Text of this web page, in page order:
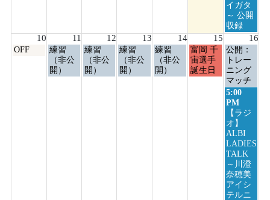
イガタ
～ 公開
収録
10 11 12 13 14 15 16
月
OFF
火
曜
日,
練習
（非公
開）
水
曜
日,
練習
（非公
開）
木
曜
日,
練習
（非公
開）
金
曜
日,
練習
（非公
開）
土
曜
日,
富岡 千
宙選手
誕生日
日
曜
日,
8
月
16th
2026
公開：
トレー
ニング
マッチ
日
曜
日,
8
月
16th
2026
5:00
PM
【ラジ
オ】
ALBI
LADIES
TALK
～川澄
奈穂美
アイシ
テルニ